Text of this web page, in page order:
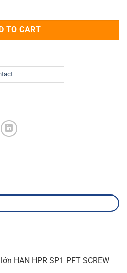
HPR SP1 PFT SCREW LOCKING
TO CART
HAN HPR SP1 PFT SCREW